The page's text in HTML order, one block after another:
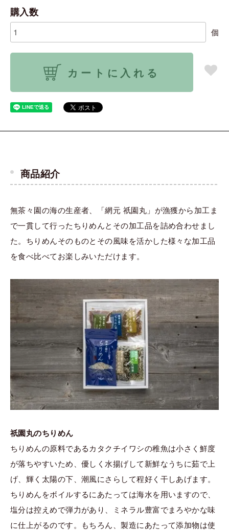
購入数
個
カートに入れる
商品紹介
無茶々園の海の生産者、「網元 祇園丸」が漁獲から加工ま
で一貫して行ったちりめんとその加工品を詰め合わせまし
た。ちりめんそのものとその風味を活かした様々な加工品
を食べ比べてお楽しみいただけます。
祇園丸のちりめん
ちりめんの原料であるカタクチイワシの稚魚は小さく鮮度
が落ちやすいため、優しく水揚げして新鮮なうちに茹で上
げ、輝く太陽の下、潮風にさらして程好く干しあげます。
ちりめんをボイルするにあたっては海水を用いますので、
塩分は控えめで弾力があり、ミネラル豊富でまろやかな味
に仕上がるのです。もちろん、製造にあたって添加物は使